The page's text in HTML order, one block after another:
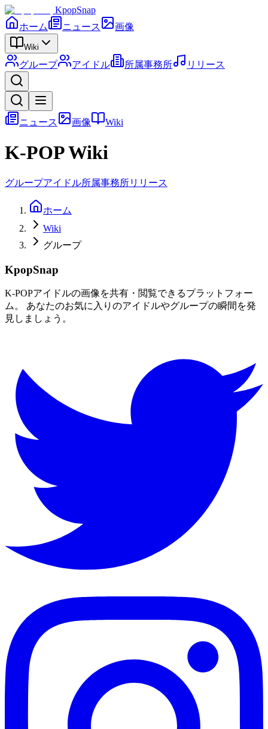
KpopSnap
ホーム
ニュース 画像
Wiki
グループ アイドル 所属事務所 リリース
ニュース 画像 Wiki
K-POP Wiki
グループアイドル所属事務所リリース
ホーム
Wiki
グループ
KpopSnap
K-POPアイドルの画像を共有・閲覧できるプラットフォー
ム。 あなたのお気に入りのアイドルやグループの瞬間を発
見しましょう。